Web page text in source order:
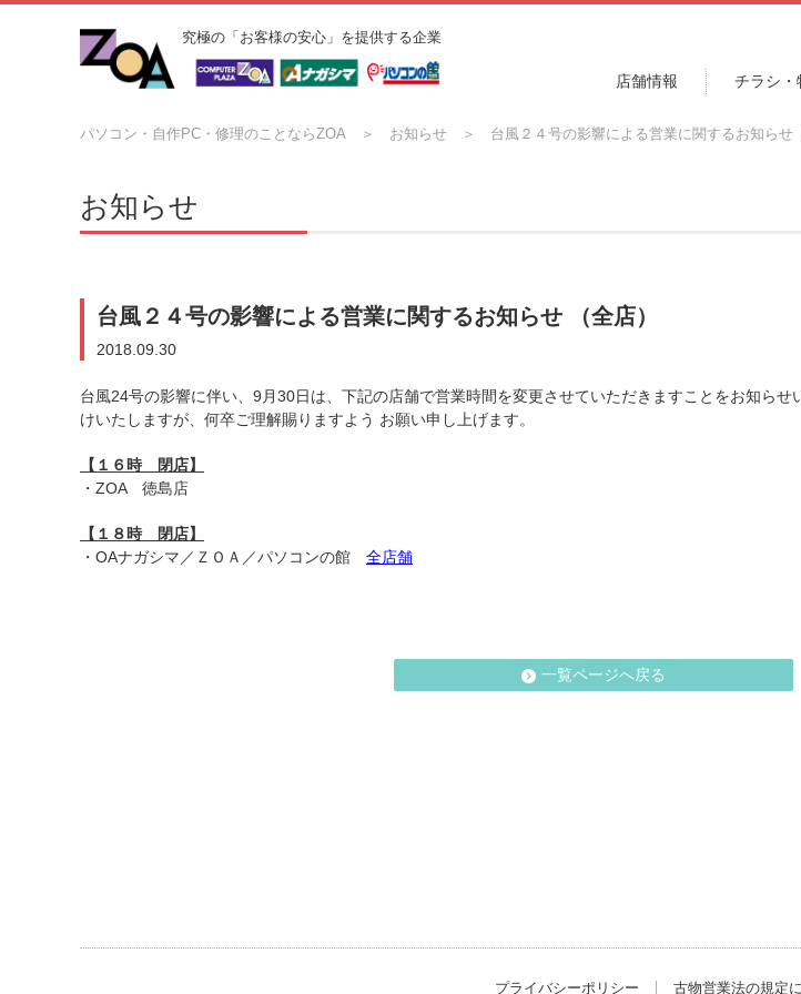
究極の「お客様の安心」を提供する企業
店舗情報 チラシ・
パソコン・自作PC・修理のことならZOA お知らせ 台風２４号の影響による営業に関するお知らせ
お知らせ
台風２４号の影響による営業に関するお知らせ （全店）
2018.09.30
台風24号の影響に伴い、9月30日は、下記の店舗で営業時間を変更させていただきますことをお知ら
けいたしますが、何卒ご理解賜りますよう お願い申し上げます。
【１６時 閉店】
・ZOA 徳島店
【１８時 閉店】
・OAナガシマ／ＺＯＡ／パソコンの館 全店舗
一覧ページへ戻る
プライバシーポリシー 古物営業法の規定